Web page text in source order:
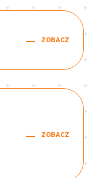
ZOBACZ
ZOBACZ